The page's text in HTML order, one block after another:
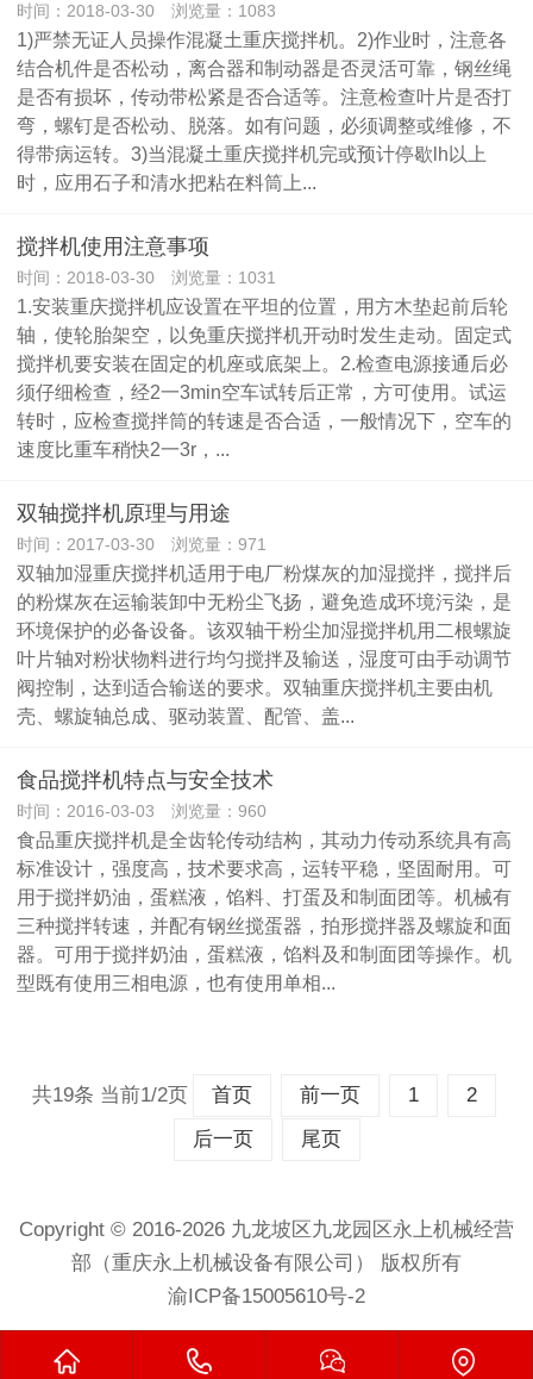
时间：2018-03-30 浏览量：1083
1)严禁无证人员操作混凝土重庆搅拌机。2)作业时，注意各
结合机件是否松动，离合器和制动器是否灵活可靠，钢丝绳
是否有损坏，传动带松紧是否合适等。注意检查叶片是否打
弯，螺钉是否松动、脱落。如有问题，必须调整或维修，不
得带病运转。3)当混凝土重庆搅拌机完或预计停歇lh以上
时，应用石子和清水把粘在料筒上...
搅拌机使用注意事项
时间：2018-03-30 浏览量：1031
1.安装重庆搅拌机应设置在平坦的位置，用方木垫起前后轮
轴，使轮胎架空，以免重庆搅拌机开动时发生走动。固定式
搅拌机要安装在固定的机座或底架上。2.检查电源接通后必
须仔细检查，经2一3min空车试转后正常，方可使用。试运
转时，应检查搅拌筒的转速是否合适，一般情况下，空车的
速度比重车稍快2一3r，...
双轴搅拌机原理与用途
时间：2017-03-30 浏览量：971
双轴加湿重庆搅拌机适用于电厂粉煤灰的加湿搅拌，搅拌后
的粉煤灰在运输装卸中无粉尘飞扬，避免造成环境污染，是
环境保护的必备设备。该双轴干粉尘加湿搅拌机用二根螺旋
叶片轴对粉状物料进行均匀搅拌及输送，湿度可由手动调节
阀控制，达到适合输送的要求。双轴重庆搅拌机主要由机
壳、螺旋轴总成、驱动装置、配管、盖...
食品搅拌机特点与安全技术
时间：2016-03-03 浏览量：960
食品重庆搅拌机是全齿轮传动结构，其动力传动系统具有高
标准设计，强度高，技术要求高，运转平稳，坚固耐用。可
用于搅拌奶油，蛋糕液，馅料、打蛋及和制面团等。机械有
三种搅拌转速，并配有钢丝搅蛋器，拍形搅拌器及螺旋和面
器。可用于搅拌奶油，蛋糕液，馅料及和制面团等操作。机
型既有使用三相电源，也有使用单相...
共19条 当前1/2页 首页 前一页 1
2
后一页
尾页
Copyright © 2016-2026 九龙坡区九龙园区永上机械经营
部（重庆永上机械设备有限公司） 版权所有
渝ICP备15005610号-2